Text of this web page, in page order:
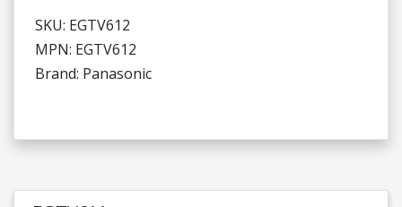
SKU: EGTV612
MPN: EGTV612
Brand: Panasonic